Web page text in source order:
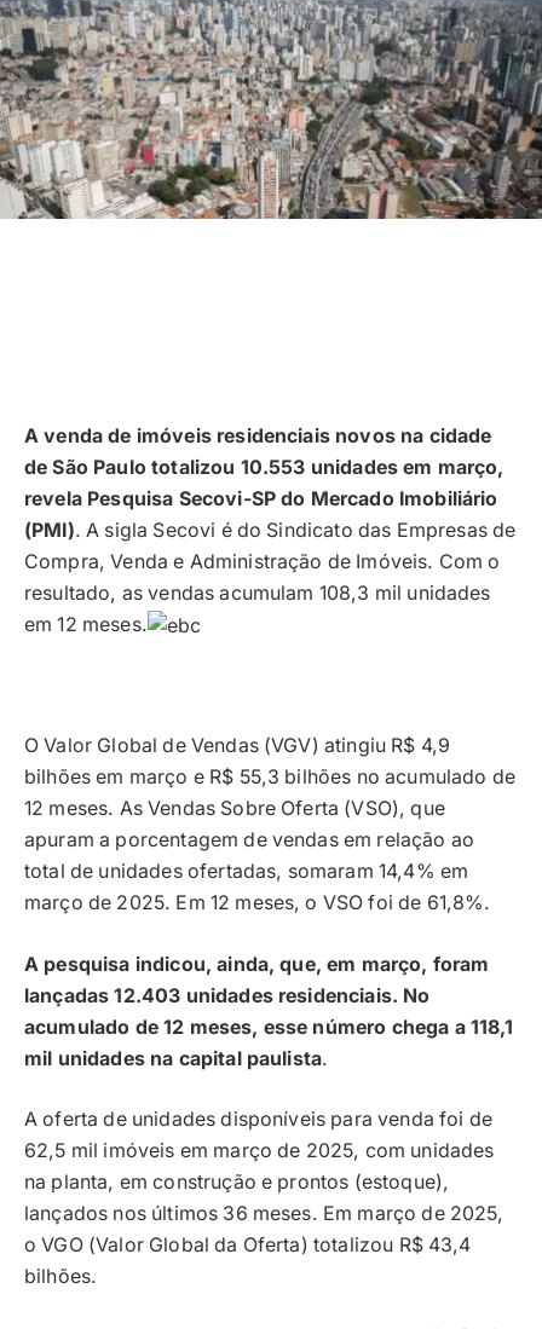
A venda de imóveis residenciais novos na cidade
de São Paulo totalizou 10.553 unidades em março,
revela Pesquisa Secovi-SP do Mercado Imobiliário
(PMI). A sigla Secovi é do Sindicato das Empresas de
Compra, Venda e Administração de Imóveis. Com o
resultado, as vendas acumulam 108,3 mil unidades
em 12 meses.
O Valor Global de Vendas (VGV) atingiu R$ 4,9
bilhões em março e R$ 55,3 bilhões no acumulado de
12 meses. As Vendas Sobre Oferta (VSO), que
apuram a porcentagem de vendas em relação ao
total de unidades ofertadas, somaram 14,4% em
março de 2025. Em 12 meses, o VSO foi de 61,8%.
A pesquisa indicou, ainda, que, em março, foram
lançadas 12.403 unidades residenciais. No
acumulado de 12 meses, esse número chega a 118,1
mil unidades na capital paulista.
A oferta de unidades disponíveis para venda foi de
62,5 mil imóveis em março de 2025, com unidades
na planta, em construção e prontos (estoque),
lançados nos últimos 36 meses. Em março de 2025,
o VGO (Valor Global da Oferta) totalizou R$ 43,4
bilhões.